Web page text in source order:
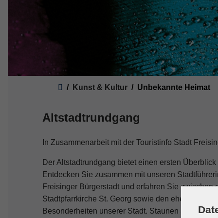
Kunst & Kultur Unbekannte Heimat
Altstadtrundgang
In Zusammenarbeit mit der Touristinfo Stadt
Der Altstadtrundgang bietet einen ersten
Entdecken Sie zusammen mit unseren
Freisinger Bürgerstadt und erfahren Sie
Stadtpfarrkirche St. Georg sowie den ehemaligen
Besonderheiten unserer Stadt. Staunen Sie über